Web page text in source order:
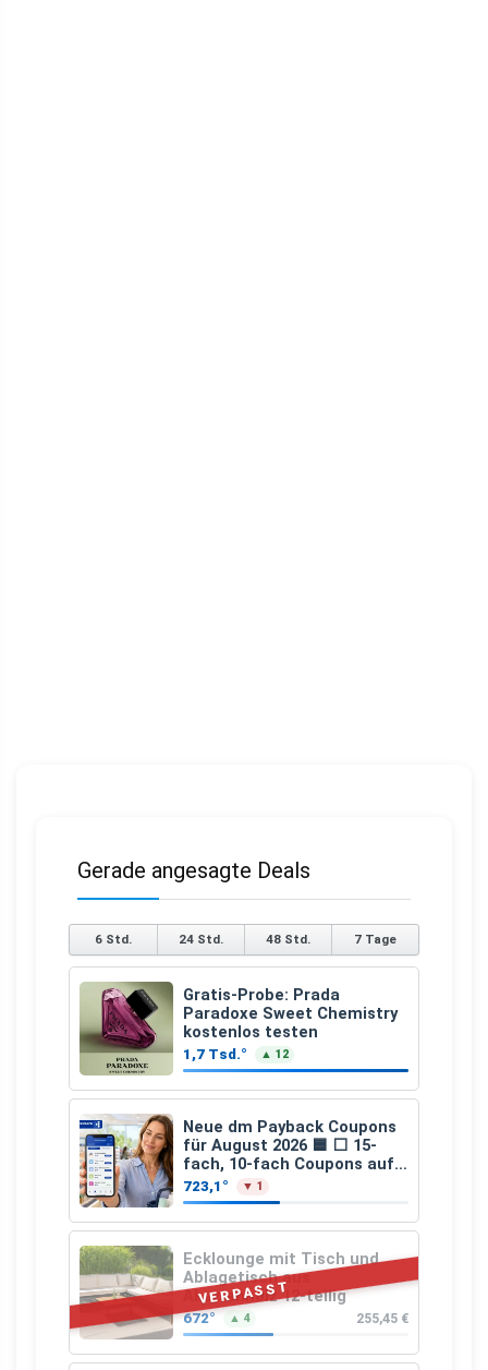
Gerade angesagte Deals
6 Std. 24 Std. 48 Std. 7 Tage
Gratis-Probe: Prada
Paradoxe Sweet Chemistry
kostenlos testen
1,7 Tsd.° ▲ 12
Neue dm Payback Coupons
für August 2026 🟦 ⬜ 15-
fach, 10-fach Coupons auf
den gesamten Einkauf ab 2
€
723,1° ▼ 1
VERPASST
Ecklounge mit Tisch und
Ablagetisch aus
Akazienholz 12-teilig
672° ▲ 4 255,45 €